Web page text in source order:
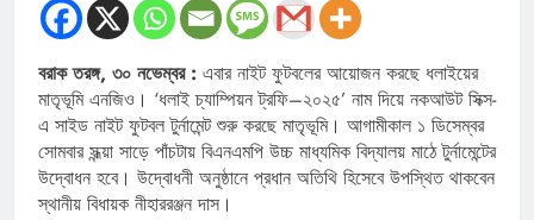
বরাক তরঙ্গ, ৩০ নভেম্বর : এবার নাইট ফুটবলের আয়োজন করছে ধলাইয়ের
মাতৃভূমি এনজিও। ‘ধলাই চ্যাম্পিয়ন ট্রফি–২০২৫’ নাম দিয়ে নকআউট সিক্স-
এ সাইড নাইট ফুটবল টুর্নামেন্ট শুরু করছে মাতৃভূমি। আগামীকাল ১ ডিসেম্বর
সোমবার সন্ধ্য়া সাড়ে পাঁচটায় বিএনএমপি উচ্চ মাধ্যমিক বিদ্যালয় মাঠে টুর্নামেন্টের
উদ্বোধন হবে। উদ্বোধনী অনুষ্ঠানে প্রধান অতিথি হিসেবে উপস্থিত থাকবেন
স্থানীয় বিধায়ক নীহাররঞ্জন দাস।